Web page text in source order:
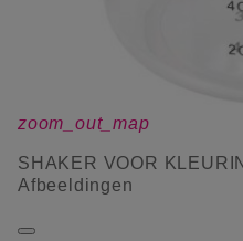
zoom_out_map
SHAKER VOOR
Afbeeldingen